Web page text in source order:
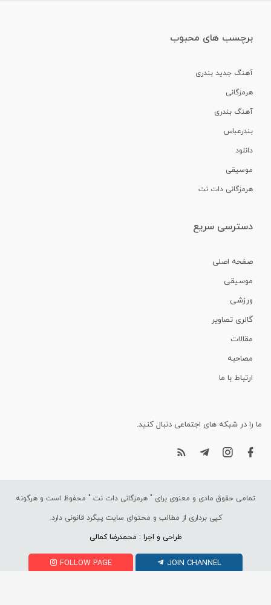
برچسب های محبوب
آهنگ جدید بندری
هرمزگانی
آهنگ بندری
بندرعباس
دانلود
موسیقی
هرمزگانی دات نت
دسترسی سریع
صفحه اصلی
موسیقی
ورزشی
گالری تصاویر
مقالات
مصاحبه
ارتباط با ما
ما را در شبکه های اجتماعی دنبال کنید.
تمامی حقوق مادی و معنوی برای " هرمزگانی دات نت " محفوظ است و هرگونه
کپی برداری از مطالب و محتوای سایت پیگرد قانونی دارد.
طراحی و اجرا : محمدرضا کمالی
FOLLOW PAGE JOIN CHANNEL